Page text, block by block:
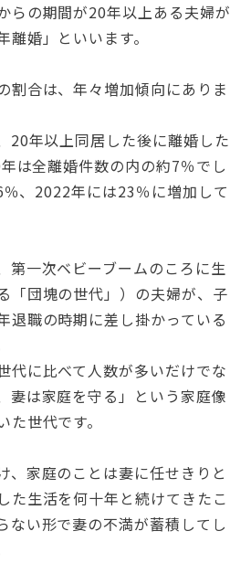
らの期間が20年以上ある夫婦が
婚」といいます。
割合は、年々増加傾向にありま
20年以上同居した後に離婚した
は全離婚件数の内の約7％でし
、2022年には23％に増加して
第一次ベビーブームのころに生
「団塊の世代」）の夫婦が、子
退職の時期に差し掛かっている
代に比べて人数が多いだけでな
妻は家庭を守る」という家庭像
世代です。
、家庭のことは妻に任せきりと
た生活を何十年と続けてきたこ
ない形で妻の不満が蓄積してし